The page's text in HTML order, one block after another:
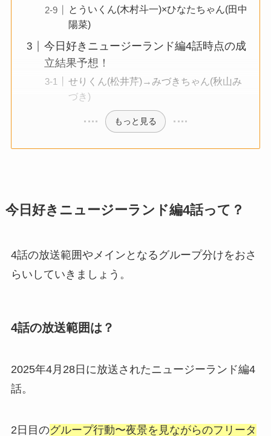
とういくん(木村斗一)×ひなたちゃん(田中
陽菜)
今日好きニュージーランド編4話時点の成
立結果予想！
せりくん(松井芹)→みづきちゃん(秋山み
づき)
もっと見る
今日好きニュージーランド編4話って？
4話の放送範囲やメインとなるグループ分けをおさ
らいしていきましょう。
4話の放送範囲は？
2025年4月28日に放送されたニュージーランド編4
話。
2日目のグループ行動〜夜景を見ながらのフリータ